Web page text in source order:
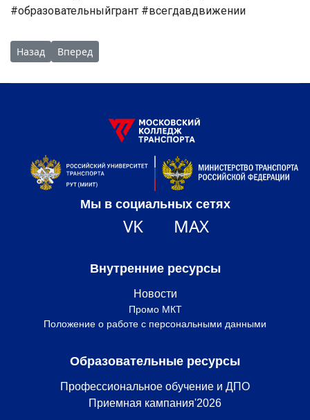
#образовательныйгрант #всегдавдвижении
Предыдущий: Чемпионат «Профессионалы» пройдет на
Назад Следующий: «Без связки учебных заведений и
Вперед
Мы в социальных сетях
VK MAX
Внутренние ресурсы
Новости
Промо МКТ
Положение о работе с персональными данными
Образовательные ресурсы
Профессиональное обучение и ДПО
Приемная кампания'2026